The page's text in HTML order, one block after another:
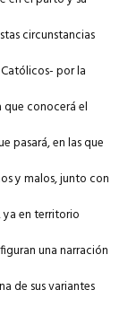
circunstancias
por la
que conocerá el
pasará, en las que
y malos, junto con
en territorio
una narración
de sus variantes